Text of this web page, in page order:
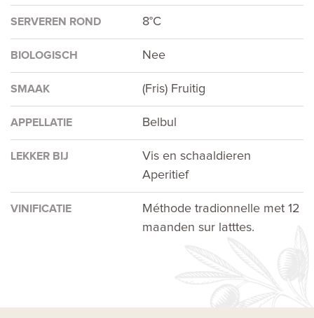
SERVEREN ROND 8°C
BIOLOGISCH Nee
SMAAK (Fris) Fruitig
APPELLATIE Belbul
LEKKER BIJ
Vis en schaaldieren
Aperitief
VINIFICATIE
Méthode tradionnelle met 12
maanden sur latttes.